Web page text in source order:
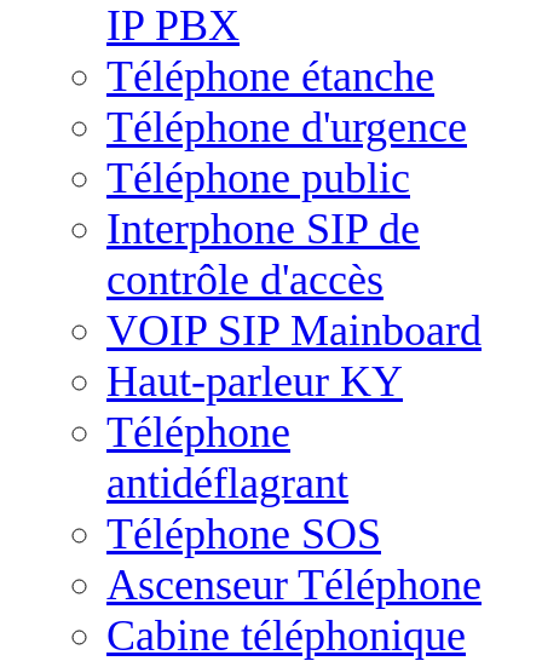
IP PBX
Téléphone étanche
Téléphone d'urgence
Téléphone public
Interphone SIP de
contrôle d'accès
VOIP SIP Mainboard
Haut-parleur KY
Téléphone
antidéflagrant
Téléphone SOS
Ascenseur Téléphone
Cabine téléphonique